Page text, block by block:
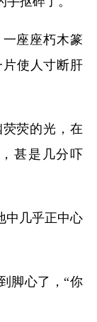
座座朽木篆
使人寸断肝
荧的光，在
甚是几分吓
中几乎正中心
脚心了，“你